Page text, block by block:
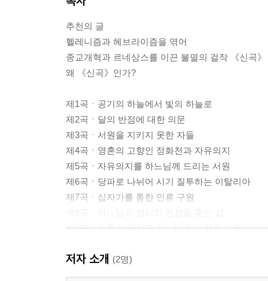
추천의 글
헬레니즘과 헤브라이즘을 엮어
종교개혁과 르네상스를 이끈 불멸의 걸작 《신곡》
왜 《신곡》인가?
제1곡ㆍ공기의 하늘에서 빛의 하늘로
제2곡ㆍ달의 반점에 대한 의문
제3곡ㆍ서원을 지키지 못한 자들
제4곡ㆍ영혼의 고향인 정화천과 자유의지
제5곡ㆍ자유의지를 하느님께 드리는 서원
제6곡ㆍ당파로 나뉘어 시기 질투하는 이탈리아
제7곡ㆍ십자가를 통한 인류 구원
제9곡ㆍ죄를 뉘우치고 하느님을 사랑한 자들
제11곡ㆍ청빈한 삶에 대한 촉구
제12곡ㆍ교회의 부패상 소개
저자 소개 (2명)